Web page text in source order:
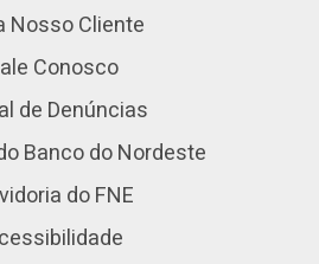
Nosso Cliente
Conosco
de Denúncias
Banco do Nordeste
do FNE